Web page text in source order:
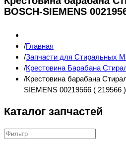
BOSCH-SIEMENS
Главная
Запчасти для Стиральных
Крестовина Барабана
Крестовина барабана
SIEMENS 00219566 ( 219566 )
Каталог запчастей